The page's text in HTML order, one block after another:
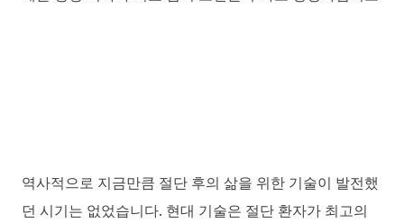
역사적으로 지금만큼 절단 후의 삶을 위한 기술이 발전했
던 시기는 없었습니다. 현대 기술은 절단 환자가 최고의